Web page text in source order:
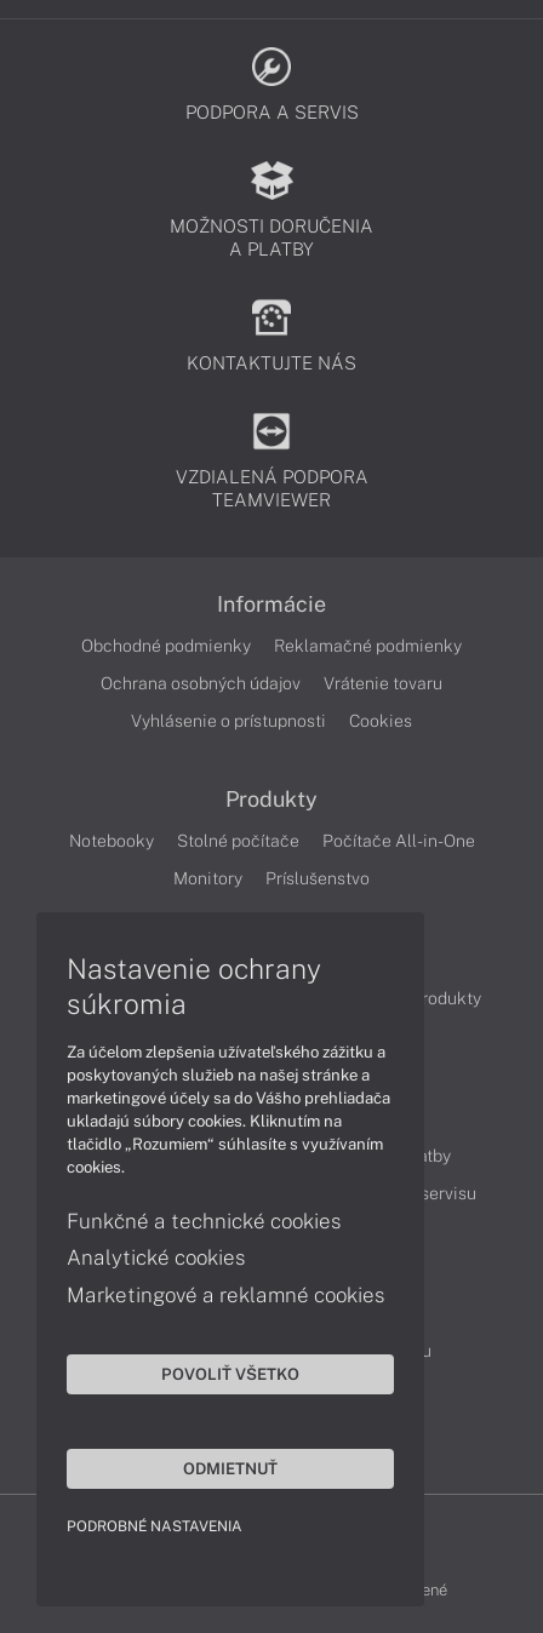
PODPORA A SERVIS
MOŽNOSTI DORUČENIA
A PLATBY
KONTAKTUJTE NÁS
VZDIALENÁ PODPORA
TEAMVIEWER
Informácie
Obchodné podmienky
Reklamačné podmienky
Ochrana osobných údajov
Vrátenie tovaru
Vyhlásenie o prístupnosti
Cookies
Produkty
Notebooky Stolné počítače
Počítače All-in-One
Monitory
Príslušenstvo
Články
Obchodné informácie
Produkty
Obsah
Ako nakupovať
Možnosti doručenia a platby
Cenník servisu
Kontakty
Servisné oddelenie
Reklamácia tovaru
MSI-SHOP © 2017 - 2026 Všetky práva vyhradené
Nastavenie ochrany
súkromia
Za účelom zlepšenia užívateľského zážitku a
poskytovaných služieb na našej stránke a
marketingové účely sa do Vášho prehliadača
ukladajú súbory cookies. Kliknutím na
tlačidlo „Rozumiem“ súhlasíte s využívaním
cookies.
Funkčné a technické cookies
Analytické cookies
Marketingové a reklamné cookies
POVOLIŤ VŠETKO
ODMIETNUŤ
PODROBNÉ NASTAVENIA